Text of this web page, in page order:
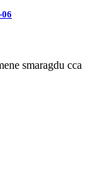
smaragdu cca